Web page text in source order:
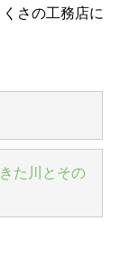
さの工務店に
た川とその